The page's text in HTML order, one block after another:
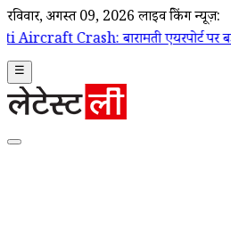
रविवार, अगस्त 09, 2026 लाइव ब्रेकिंग न्यूज़:
बारामती एयरपोर्ट पर बड़ा हादसा, रनवे
☰